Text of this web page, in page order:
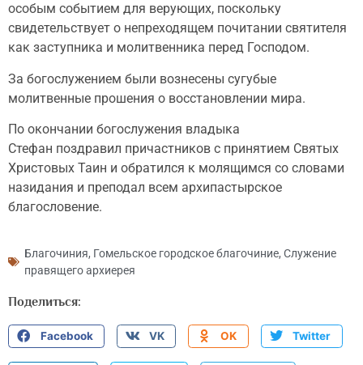
особым событием для верующих, поскольку
свидетельствует о непреходящем почитании святителя
как заступника и молитвенника перед Господом.
За богослужением были вознесены сугубые
молитвенные прошения о восстановлении мира.
По окончании богослужения владыка
Стефан поздравил причастников с принятием Святых
Христовых Таин и обратился к молящимся со словами
назидания и преподал всем архипастырское
благословение.
Благочиния, Гомельское городское благочиние, Служение
правящего архиерея
Поделиться:
Facebook VK OK Twitter